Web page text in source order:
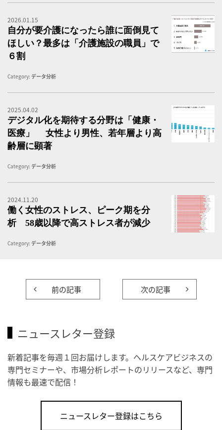
2026.01.15
自分が要介護になったら誰に面倒見て
ほしい？最多は「介護施設の職員」で
６割
Category: データ分析
2025.04.02
デジタル化を期待する分野は「健康・
医療」 女性より男性、若年層より高
齢層に顕著
Category: データ分析
2024.11.20
働く女性のストレス、ピーク期を分
析 58歳以降で高ストレス者が減少
Category: データ分析
前の記事 次の記事
ニュースレター登録
新着記事を毎週１回お届けします。ヘルスケアビジネスの
専門セミナーや、市場分析レポートのリリースなど、専門
情報も最速で配信！
ニュースレター登録はこちら